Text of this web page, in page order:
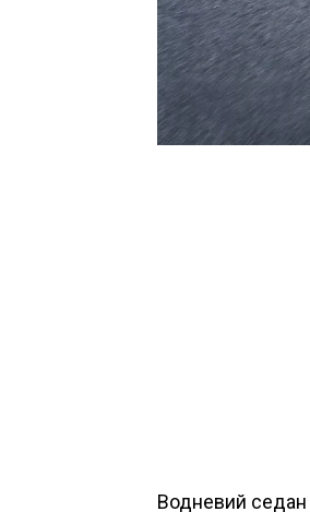
Водневий седан